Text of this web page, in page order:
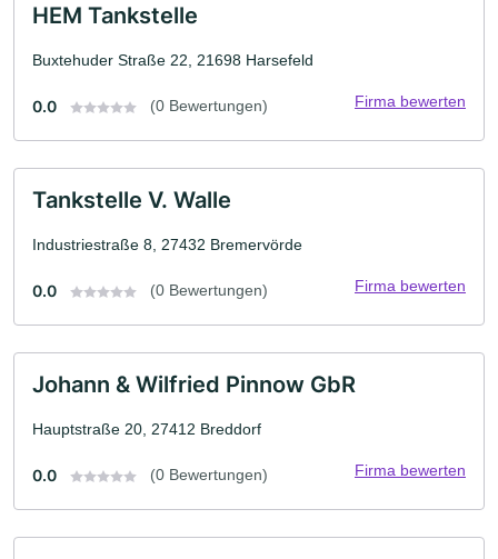
HEM Tankstelle
Buxtehuder Straße 22, 21698 Harsefeld
0.0 (0 Bewertungen) Firma bewerten
Tankstelle V. Walle
Industriestraße 8, 27432 Bremervörde
0.0 (0 Bewertungen) Firma bewerten
Johann & Wilfried Pinnow GbR
Hauptstraße 20, 27412 Breddorf
0.0 (0 Bewertungen) Firma bewerten